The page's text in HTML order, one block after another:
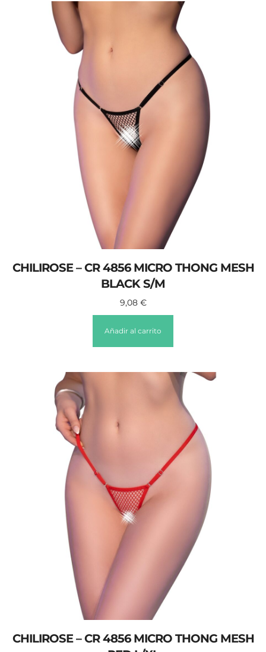
CHILIROSE – CR 4856 MICRO THONG MESH
BLACK S/M
9,08 €
Añadir al carrito
CHILIROSE – CR 4856 MICRO THONG MESH